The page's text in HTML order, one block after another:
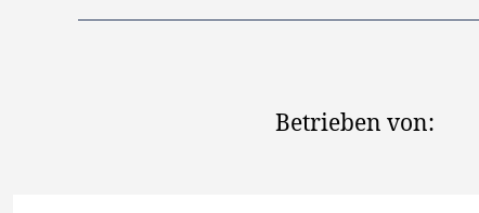
Betrieben von: